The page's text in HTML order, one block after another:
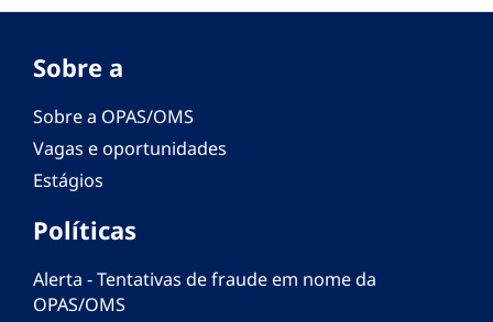
Sobre a
Sobre a OPAS/OMS
Vagas e oportunidades
Estágios
Políticas
Alerta - Tentativas de fraude em nome da
OPAS/OMS